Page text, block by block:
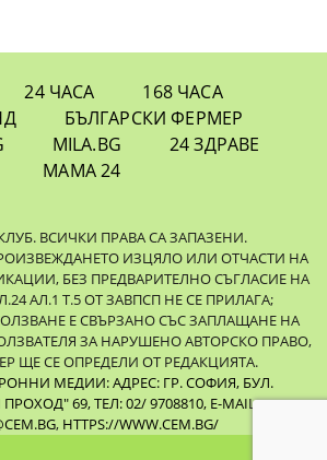
24 ЧАСА
168 ЧАСА
БЪЛГАРСКИ ФЕРМЕР
MILA.BG
24 ЗДРАВЕ
МАМА 24
ВСИЧКИ ПРАВА СА ЗАПАЗЕНИ.
ИЗЦЯЛО ИЛИ ОТЧАСТИ НА
БЕЗ ПРЕДВАРИТЕЛНО СЪГЛАСИЕ НА
АЛ.1 Т.5 ОТ ЗАВПСП НЕ СЕ ПРИЛАГА;
Е СВЪРЗАНО СЪС ЗАПЛАЩАНЕ НА
ЗА НАРУШЕНО АВТОРСКО ПРАВО,
ЩЕ СЕ ОПРЕДЕЛИ ОТ РЕДАКЦИЯТА.
МЕДИИ: АДРЕС: ГР. СОФИЯ, БУЛ.
69, ТЕЛ: 02/ 9708810, E-MAIL:
, HTTPS://WWW.CEM.BG/